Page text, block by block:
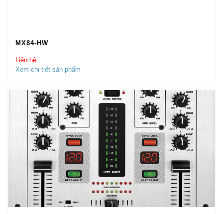
MX84-HW
Liên hệ
Xem chi tiết sản phẩm